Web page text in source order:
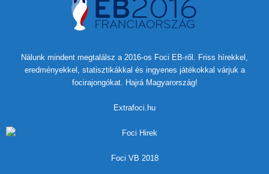
Nálunk mindent megtalálsz a 2016-os Foci EB-ről. Friss hírekkel,
eredményekkel, statisztikákkal és ingyenes játékokkal várjuk a
focirajongókat. Hajrá Magyarország!
Extrafoci.hu
Foci VB 2018